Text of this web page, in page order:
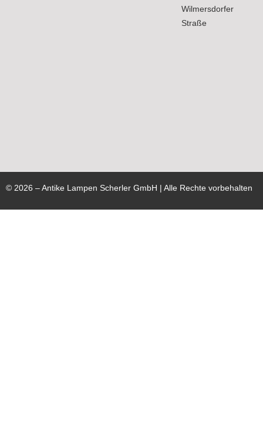
Wilmersdorfer
Straße
© 2026 – Antike Lampen Scherler GmbH | Alle Rechte vorbehalten